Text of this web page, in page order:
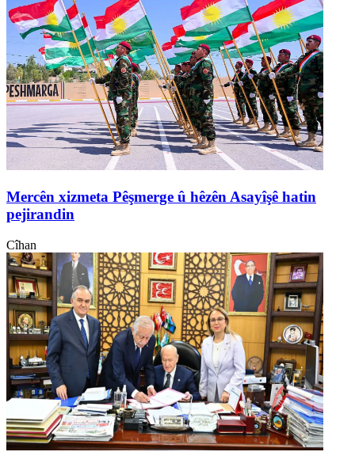
Mercên xizmeta Pêşmerge û hêzên Asayîşê hatin
pejirandin
Cîhan